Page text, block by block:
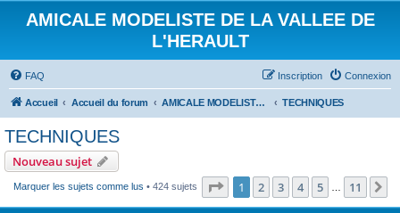
AMICALE MODELISTE DE LA VALLEE DE
L'HERAULT
FAQ Connexion
Inscription
Accueil Accueil du forum AMICALE MODELISTE DE LA VALLEE DE L'HERAULT TECHNIQUES
TECHNIQUES
Nouveau sujet
Marquer les sujets comme lus • 424 sujets Page 1sur11
1 2 3 4 5 11